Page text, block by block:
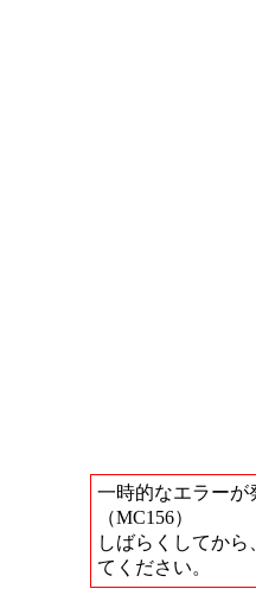
一時的なエラーが
（MC156）
しばらくしてか
てください。